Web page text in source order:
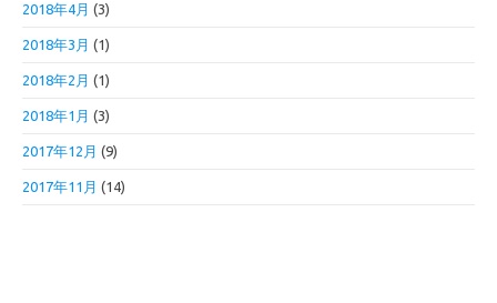
2018年4月 (3)
2018年3月 (1)
2018年2月 (1)
2018年1月 (3)
2017年12月 (9)
2017年11月 (14)